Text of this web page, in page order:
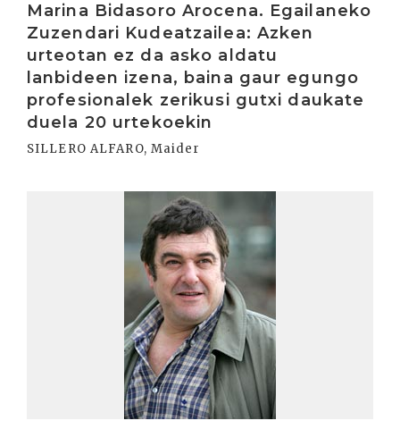
Marina Bidasoro Arocena. Egailaneko
Zuzendari Kudeatzailea: Azken
urteotan ez da asko aldatu
lanbideen izena, baina gaur egungo
profesionalek zerikusi gutxi daukate
duela 20 urtekoekin
SILLERO ALFARO, Maider